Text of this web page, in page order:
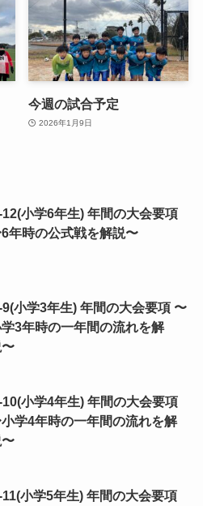
今週の試合予定
2026年1月9日
12(小学6年生) 年間の大会要項
年時の公式戦を解説〜
9(小学3年生) 年間の大会要項 〜
3年時の一年間の流れを解
10(小学4年生) 年間の大会要項
学4年時の一年間の流れを解
11(小学5年生) 年間の大会要項